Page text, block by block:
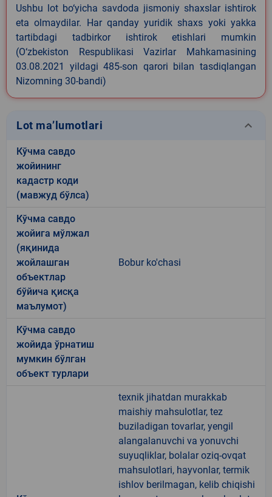
Ushbu lot bo‘yicha savdoda jismoniy shaxslar ishtirok
eta olmaydilar. Har qanday yuridik shaxs yoki yakka
tartibdagi tadbirkor ishtirok etishlari mumkin
(O‘zbekiston Respublikasi Vazirlar Mahkamasining
03.08.2021 yildagi 485-son qarori bilan tasdiqlangan
Nizomning 30-bandi)
Lot ma’lumotlari keyboard_arrow_down
Кўчма савдо
жойининг
кадастр коди
(мавжуд бўлса)
Кўчма савдо
жойига мўлжал
(яқинида
жойлашган
объектлар
бўйича қисқа
маълумот)
Bobur ko'chasi
Кўчма савдо
жойида ўрнатиш
мумкин бўлган
объект турлари
texnik jihatdan murakkab
maishiy mahsulotlar, tez
buziladigan tovarlar, yengil
alangalanuvchi va yonuvchi
suyuqliklar, bolalar oziq-ovqat
mahsulotlari, hayvonlar, termik
ishlov berilmagan, kelib chiqishi